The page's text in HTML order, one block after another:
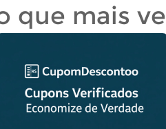
que mais